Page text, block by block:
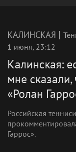
КАЛИНСКАЯ |
1 июня, 23:12
Калинская:
мне
«Ролан
Российская
Гаррос».